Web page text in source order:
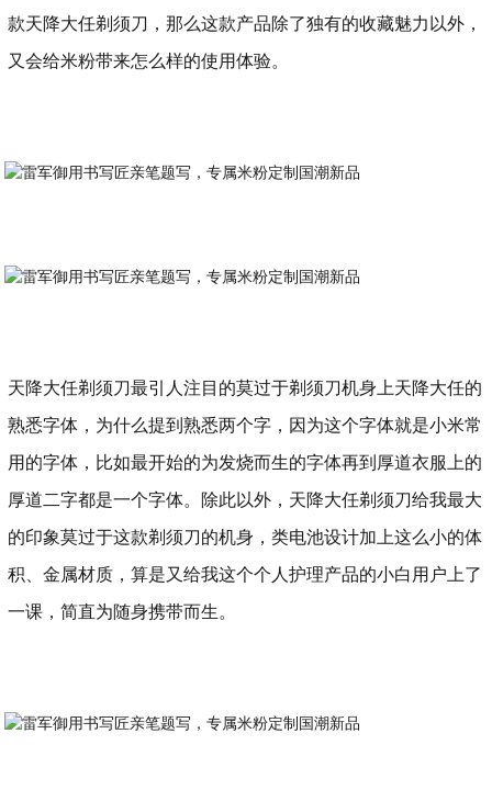
款天降大任剃须刀，那么这款产品除了独有的收藏魅力以外，
又会给米粉带来怎么样的使用体验。
天降大任剃须刀最引人注目的莫过于剃须刀机身上天降大任的
熟悉字体，为什么提到熟悉两个字，因为这个字体就是小米常
用的字体，比如最开始的为发烧而生的字体再到厚道衣服上的
厚道二字都是一个字体。除此以外，天降大任剃须刀给我最大
的印象莫过于这款剃须刀的机身，类电池设计加上这么小的体
积、金属材质，算是又给我这个个人护理产品的小白用户上了
一课，简直为随身携带而生。